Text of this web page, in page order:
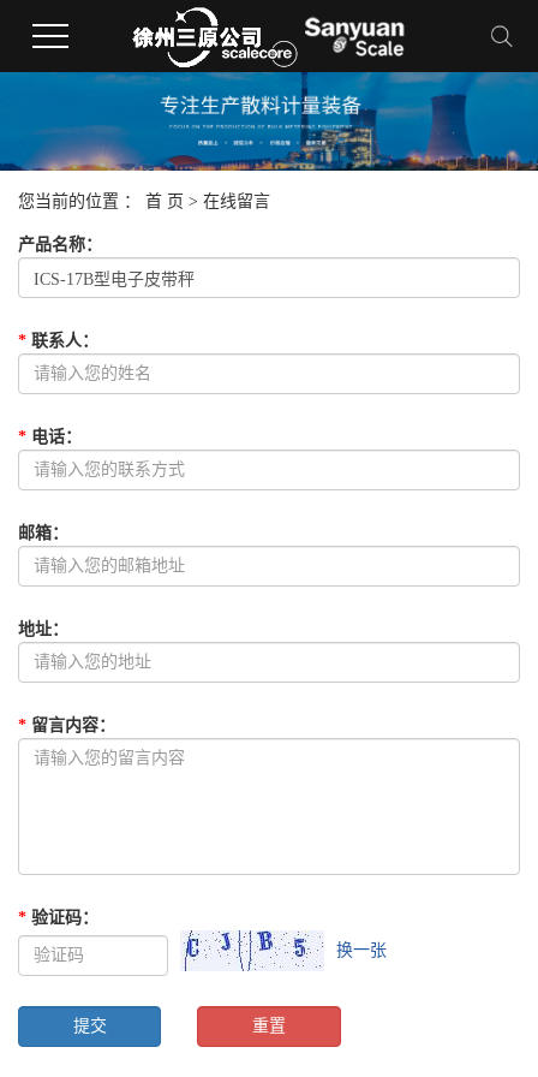
您当前的位置 ： 首 页 > 在线留言
产品名称：
* 联系人 ：
* 电话：
邮箱：
地址：
* 留言内容：
* 验证码：
换一张